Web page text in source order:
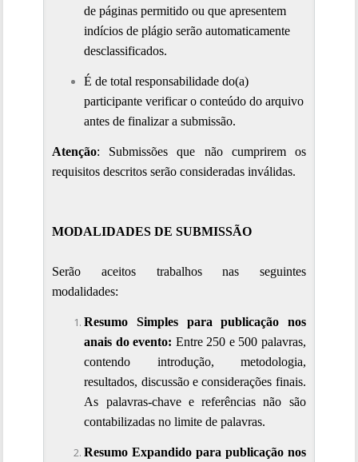
de páginas permitido ou que apresentem
indícios de plágio serão automaticamente
desclassificados.
É de total responsabilidade do(a)
participante verificar o conteúdo do arquivo
antes de finalizar a submissão.
Atenção: Submissões que não cumprirem os
requisitos descritos serão consideradas inválidas.
MODALIDADES DE SUBMISSÃO
Serão aceitos trabalhos nas seguintes
modalidades:
Resumo Simples para publicação nos
anais do evento: Entre 250 e 500 palavras,
contendo introdução, metodologia,
resultados, discussão e considerações finais.
As palavras-chave e referências não são
contabilizadas no limite de palavras.
Resumo Expandido para publicação nos